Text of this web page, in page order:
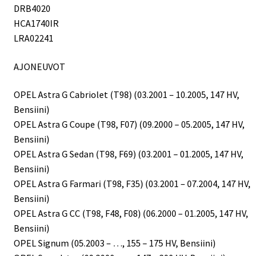
DRB4020
HCA1740IR
LRA02241
AJONEUVOT
OPEL Astra G Cabriolet (T98) (03.2001 – 10.2005, 147 HV,
Bensiini)
OPEL Astra G Coupe (T98, F07) (09.2000 – 05.2005, 147 HV,
Bensiini)
OPEL Astra G Sedan (T98, F69) (03.2001 – 01.2005, 147 HV,
Bensiini)
OPEL Astra G Farmari (T98, F35) (03.2001 – 07.2004, 147 HV,
Bensiini)
OPEL Astra G CC (T98, F48, F08) (06.2000 – 01.2005, 147 HV,
Bensiini)
OPEL Signum (05.2003 – …, 155 – 175 HV, Bensiini)